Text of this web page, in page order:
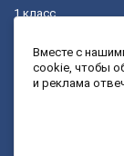
1 класс
3 класс
Вместе с
cookie, чтобы
и реклама